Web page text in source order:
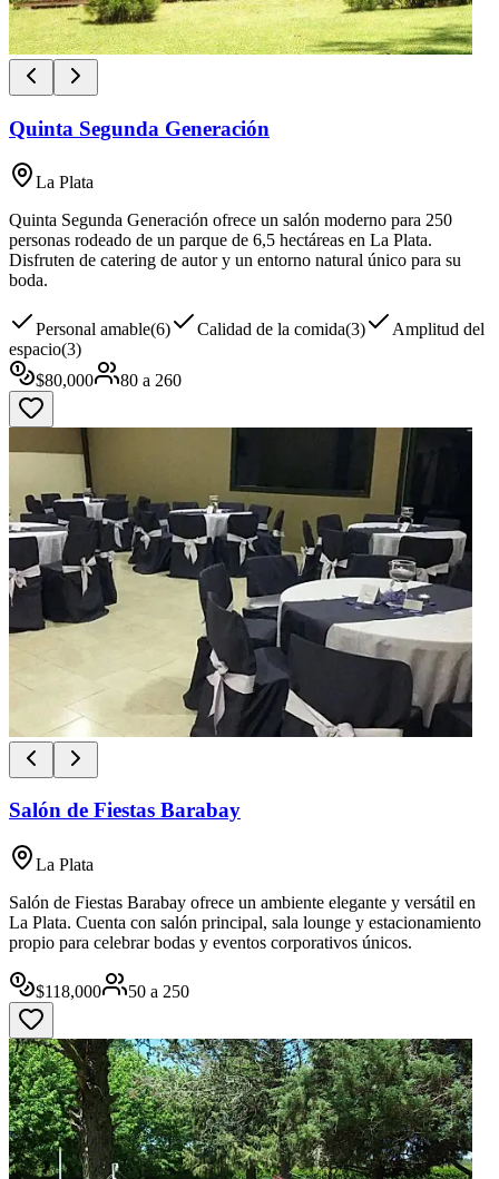
Quinta Segunda Generación
La Plata
Quinta Segunda Generación ofrece un salón moderno para 250
personas rodeado de un parque de 6,5 hectáreas en La Plata.
Disfruten de catering de autor y un entorno natural único para su
boda.
Personal amable(6) Calidad de la comida(3)
Amplitud del
espacio(3)
$80,000 80 a 260
Salón de Fiestas Barabay
La Plata
Salón de Fiestas Barabay ofrece un ambiente elegante y versátil en
La Plata. Cuenta con salón principal, sala lounge y estacionamiento
propio para celebrar bodas y eventos corporativos únicos.
$118,000 50 a 250